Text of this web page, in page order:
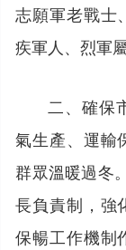
志願軍老戰士
疾軍人、烈軍屬
二、確保
氣生產、運輸
群眾溫暖過冬
長負責制，強
保暢工作機制